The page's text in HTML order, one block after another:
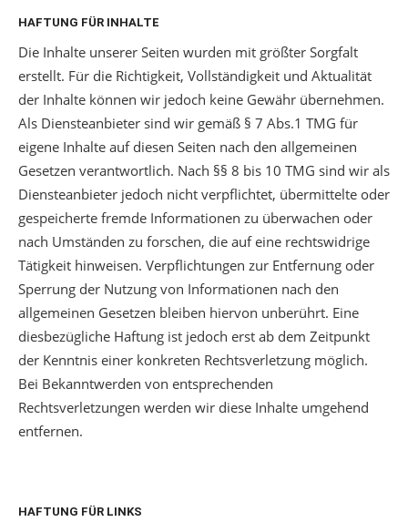
HAFTUNG FÜR INHALTE
Die Inhalte unserer Seiten wurden mit größter Sorgfalt
erstellt. Für die Richtigkeit, Vollständigkeit und Aktualität
der Inhalte können wir jedoch keine Gewähr übernehmen.
Als Diensteanbieter sind wir gemäß § 7 Abs.1 TMG für
eigene Inhalte auf diesen Seiten nach den allgemeinen
Gesetzen verantwortlich. Nach §§ 8 bis 10 TMG sind wir als
Diensteanbieter jedoch nicht verpflichtet, übermittelte oder
gespeicherte fremde Informationen zu überwachen oder
nach Umständen zu forschen, die auf eine rechtswidrige
Tätigkeit hinweisen. Verpflichtungen zur Entfernung oder
Sperrung der Nutzung von Informationen nach den
allgemeinen Gesetzen bleiben hiervon unberührt. Eine
diesbezügliche Haftung ist jedoch erst ab dem Zeitpunkt
der Kenntnis einer konkreten Rechtsverletzung möglich.
Bei Bekanntwerden von entsprechenden
Rechtsverletzungen werden wir diese Inhalte umgehend
entfernen.
HAFTUNG FÜR LINKS